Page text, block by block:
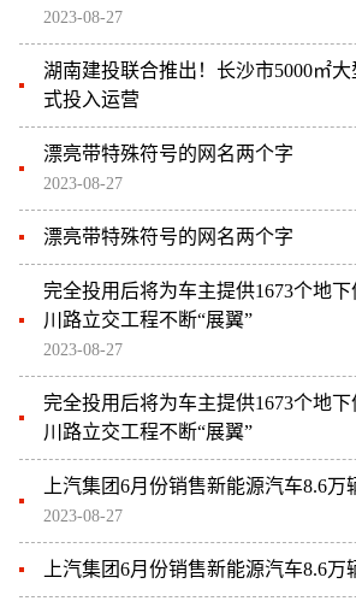
2023-08-27
湖南建投联合推出！长沙市5000㎡
式投入运营
漂亮带特殊符号的网名两个字
2023-08-27
漂亮带特殊符号的网名两个字
完全投用后将为车主提供1673个地
川路立交工程不断“展翼”
2023-08-27
完全投用后将为车主提供1673个地
川路立交工程不断“展翼”
上汽集团6月份销售新能源汽车8.6万
2023-08-27
上汽集团6月份销售新能源汽车8.6万